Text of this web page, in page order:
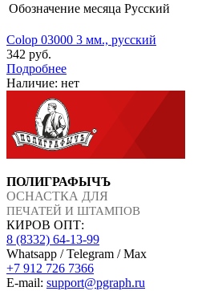
Обозначение месяца Русский
Colop 03000 3 мм., русский
342 руб.
Подробнее
Наличие: нет
ПОЛИГРАФЫЧЪ
ОСНАСТКА ДЛЯ
ПЕЧАТЕЙ И ШТАМПОВ
КИРОВ ОПТ:
8 (8332) 64-13-99
Whatsapp / Telegram / Max
+7 912 726 7366
E-mail: support@pgraph.ru